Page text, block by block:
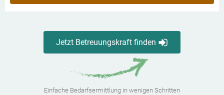
Jetzt Betreuungskraft finden
Einfache Bedarfsermittlung in wenigen Schritten